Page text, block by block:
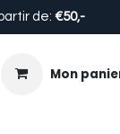
de: €50,-
Mon